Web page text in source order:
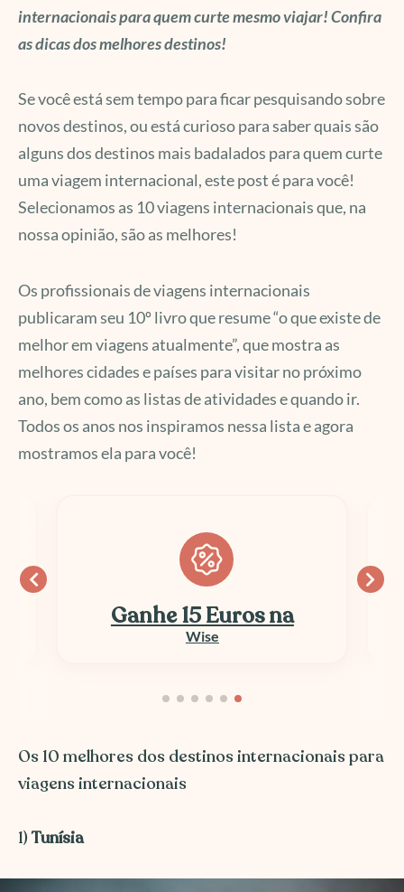
internacionais para quem curte mesmo viajar! Confira
as dicas dos melhores destinos!
Se você está sem tempo para ficar pesquisando sobre
novos destinos, ou está curioso para saber quais são
alguns dos destinos mais badalados para quem curte
uma viagem internacional, este post é para você!
Selecionamos as 10 viagens internacionais que, na
nossa opinião, são as melhores!
Os profissionais de viagens internacionais
publicaram seu 10º livro que resume “o que existe de
melhor em viagens atualmente”, que mostra as
melhores cidades e países para visitar no próximo
ano, bem como as listas de atividades e quando ir.
Todos os anos nos inspiramos nessa lista e agora
mostramos ela para você!
Ganhe 15 Euros na
Wise
Os 10 melhores dos destinos internacionais para
viagens internacionais
1)Tunísia